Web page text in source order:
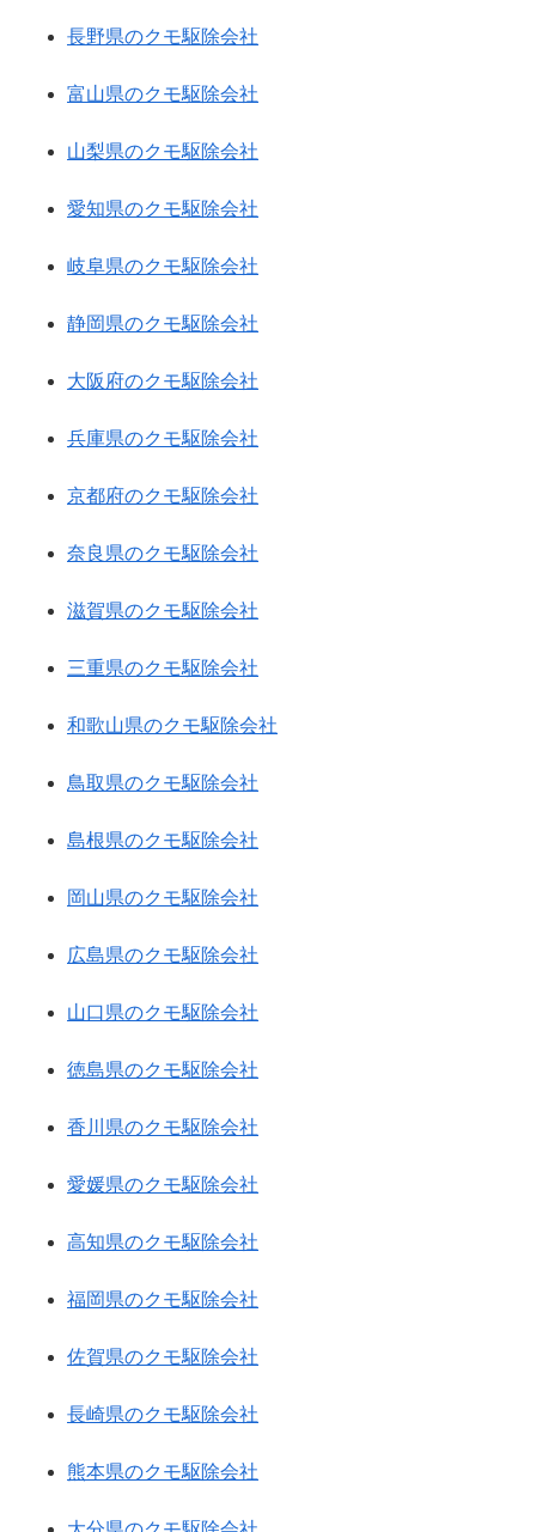
長野県のクモ駆除会社
富山県のクモ駆除会社
山梨県のクモ駆除会社
愛知県のクモ駆除会社
岐阜県のクモ駆除会社
静岡県のクモ駆除会社
大阪府のクモ駆除会社
兵庫県のクモ駆除会社
京都府のクモ駆除会社
奈良県のクモ駆除会社
滋賀県のクモ駆除会社
三重県のクモ駆除会社
和歌山県のクモ駆除会社
鳥取県のクモ駆除会社
島根県のクモ駆除会社
岡山県のクモ駆除会社
広島県のクモ駆除会社
山口県のクモ駆除会社
徳島県のクモ駆除会社
香川県のクモ駆除会社
愛媛県のクモ駆除会社
高知県のクモ駆除会社
福岡県のクモ駆除会社
佐賀県のクモ駆除会社
長崎県のクモ駆除会社
熊本県のクモ駆除会社